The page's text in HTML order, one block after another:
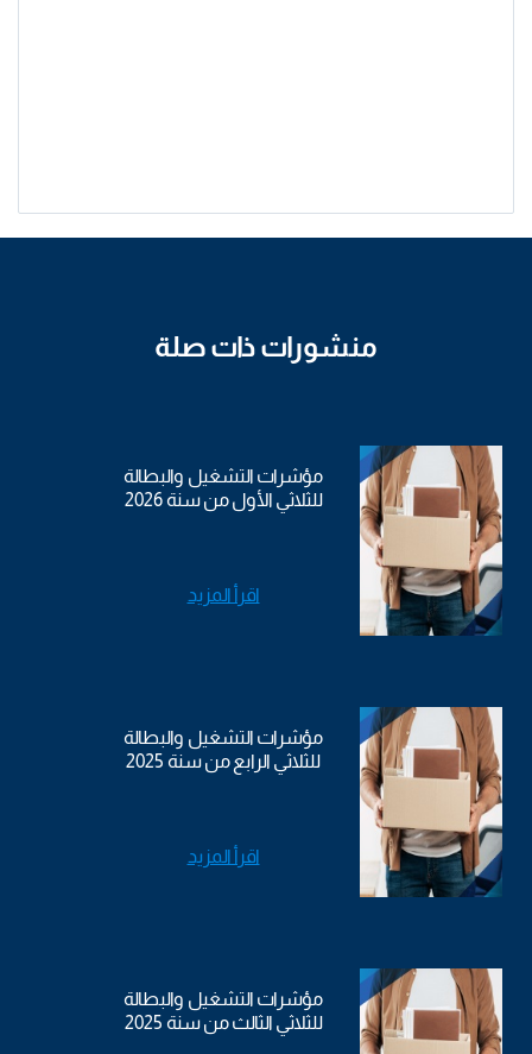
منشورات ذات صلة
مؤشرات التشغيل والبطالة
للثلاثي الأول من سنة 2026
اقرأ المزيد
مؤشرات التشغيل والبطالة
للثلاثي الرابع من سنة 2025
اقرأ المزيد
مؤشرات التشغيل والبطالة
للثلاثي الثالث من سنة 2025